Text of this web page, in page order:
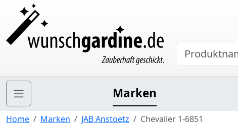
Marken
Home Marken JAB Anstoetz Chevalier 1-6851